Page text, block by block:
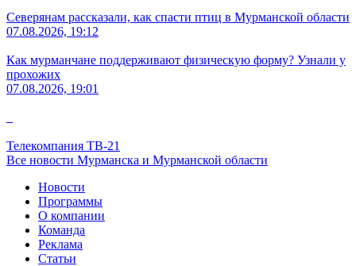
Северянам рассказали, как спасти птиц в Мурманской области
07.08.2026, 19:12
Как мурманчане поддерживают физическую форму? Узнали у
прохожих
07.08.2026, 19:01
Телекомпания ТВ-21
Все новости Мурманска и Мурманской области
Новости
Программы
О компании
Команда
Реклама
Статьи